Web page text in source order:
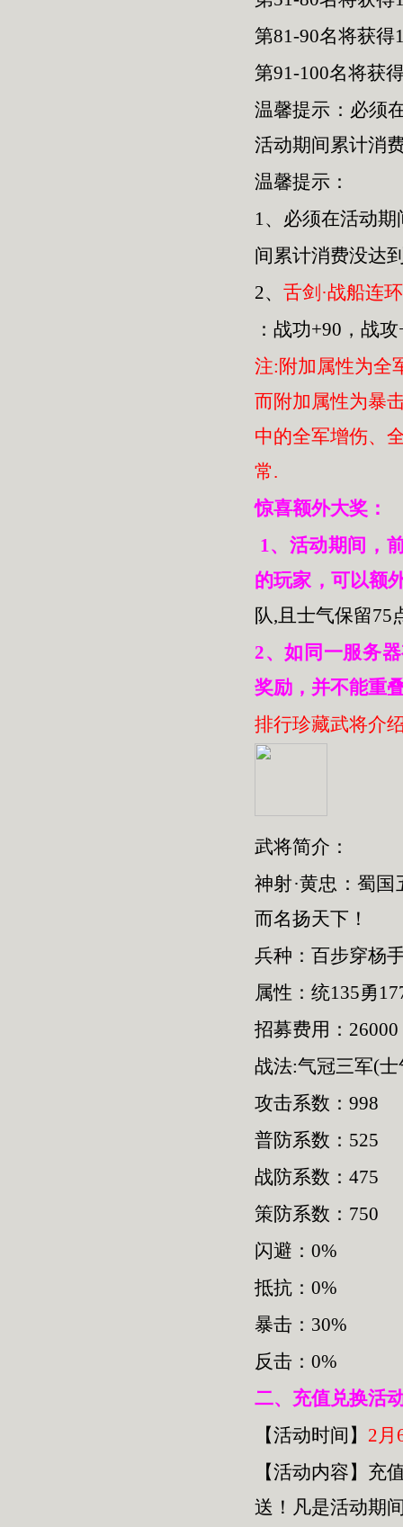
第81-90名将获得
第91-100名将获
温馨提示：必须
活动期间累计消
温馨提示：
1、 必须在活动
间累计消费没达
2、 舌剑·战船连环
：战功+90，战
注:附加属性为全
而附加属性为暴
中的全军增伤、
常.
惊喜额外大奖：
1、活动期间，
的玩家，可以额
队,且士气保留75
2、如同一服务
奖励，并不能重
排行珍藏武将介
武将简介：
神射·黄忠：蜀
而名扬天下！
兵种：百步穿杨
属性：统135勇
招募费用：26000
战法:气冠三军(
攻击系数：998
普防系数：525
战防系数：475
策防系数：750
闪避：0%
抵抗：0%
暴击：30%
反击：0%
二、 充值兑换活
【活动时间】 2月
【活动内容】充
送！凡是活动期